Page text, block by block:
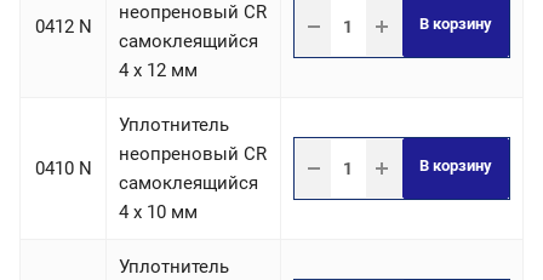
0412 N
неопреновый CR
самоклеящийся
4 х 12 мм
В корзину
0410 N
Уплотнитель
неопреновый CR
самоклеящийся
4 х 10 мм
В корзину
Уплотнитель